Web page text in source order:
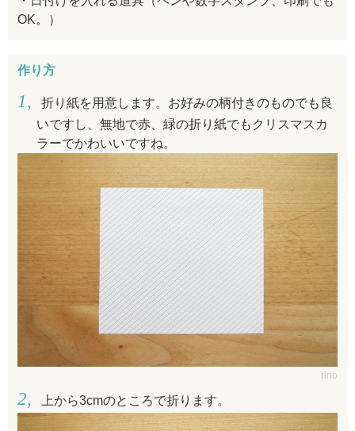
OK。）
作り方
折り紙を用意します。お好みの柄付きのものでも良
いですし、無地で赤、緑の折り紙でもクリスマスカ
ラーでかわいいですね。
rino
上から3cmのところで折ります。